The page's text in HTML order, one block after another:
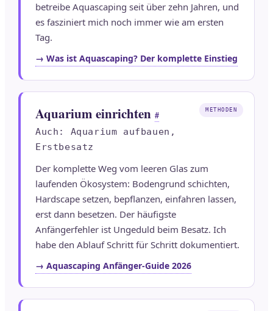
betreibe Aquascaping seit über zehn Jahren, und
es fasziniert mich noch immer wie am ersten
Tag.
→ Was ist Aquascaping? Der komplette Einstieg
Aquarium einrichten #
Auch: Aquarium aufbauen,
Erstbesatz
Der komplette Weg vom leeren Glas zum
laufenden Ökosystem: Bodengrund schichten,
Hardscape setzen, bepflanzen, einfahren lassen,
erst dann besetzen. Der häufigste
Anfängerfehler ist Ungeduld beim Besatz. Ich
habe den Ablauf Schritt für Schritt dokumentiert.
→ Aquascaping Anfänger-Guide 2026
METHODEN